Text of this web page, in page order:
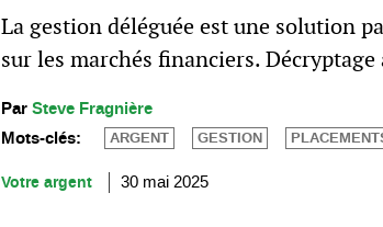
La gestion déléguée est une solution
sur les marchés financiers. Décryptage
ParSteve Fragnière
Mots-clés:
ARGENT GESTION
Votre argent 30 mai 2025